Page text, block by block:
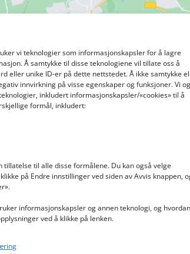
vi teknologier som informasjonskapsler for å lagre
Å samtykke til disse teknologiene vil tillate oss å
eller unike ID-er på dette nettstedet. Å ikke samtykke
innvirkning på visse egenskaper og funksjoner. Vi og
inkludert informasjonskapsler/«cookies» til å
formål, inkludert:
tillatelse til alle disse formålene. Du kan også velge
på Endre innstillinger ved siden av Avvis knappen,
informasjonskapsler og annen teknologi, og
ved å klikke på lenken.
60, 5238 Rådal